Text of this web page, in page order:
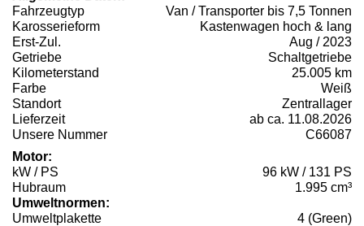
Fahrzeugtyp
Van / Transporter bis 7,5 Tonnen
Karosserieform
Kastenwagen hoch & lang
Erst-Zul.
Aug / 2023
Getriebe
Schaltgetriebe
Kilometerstand
25.005 km
Farbe
Weiß
Standort
Zentrallager
Lieferzeit
ab ca. 11.08.2026
Unsere Nummer
C66087
Motor:
kW / PS
96 kW / 131 PS
Hubraum
1.995 cm³
Umweltnormen:
Umweltplakette
4 (Green)